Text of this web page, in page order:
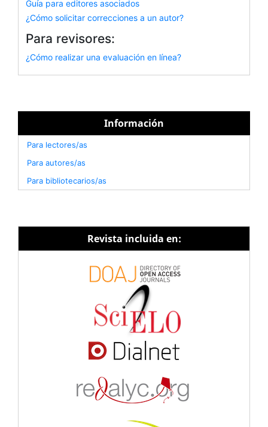
Guía para editores asociados
¿Cómo solicitar correcciones a un autor?
Para revisores:
¿Cómo realizar una evaluación en línea?
Información
Para lectores/as
Para autores/as
Para bibliotecarios/as
Revista incluida en: